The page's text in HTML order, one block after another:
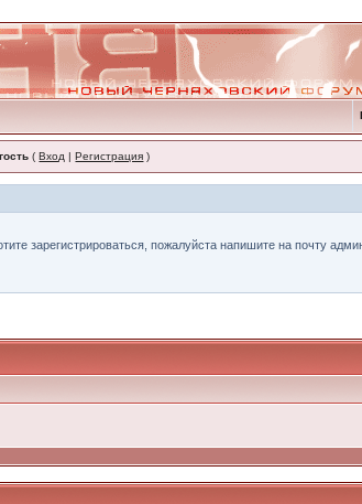
(Вход |Регистрация )
зарегистрироваться, пожалуйста напишите на почту